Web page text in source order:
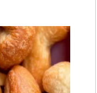
'cahaya’